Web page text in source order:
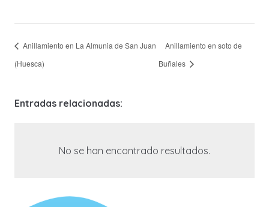
Anillamiento en La Almunia de San Juan
(Huesca)
Anillamiento en soto de
Buñales
Entradas relacionadas:
No se han encontrado resultados.